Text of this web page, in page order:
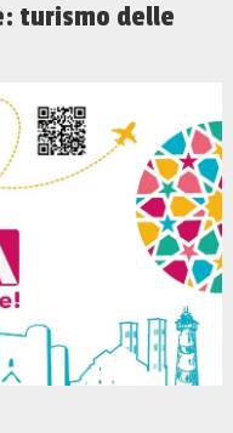
turismo delle